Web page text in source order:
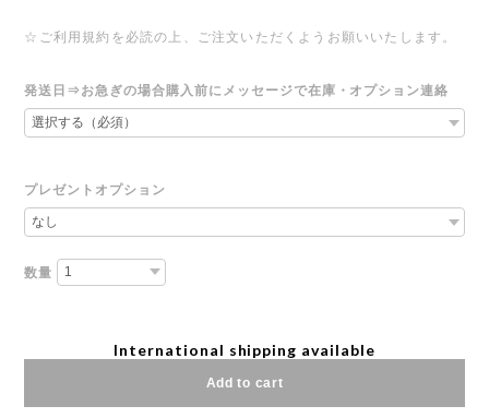
☆ご利用規約を必読の上、ご注文いただくようお願いいたします。
発送日⇒お急ぎの場合購入前にメッセージで在庫・オプション連絡
プレゼントオプション
数量
International shipping available
Add to cart